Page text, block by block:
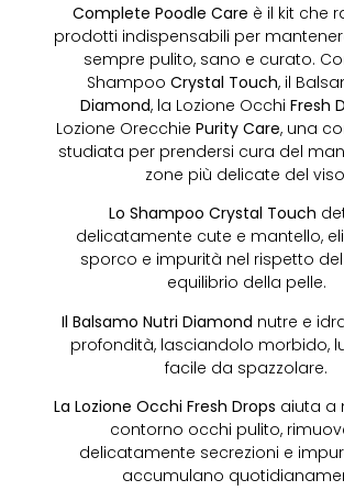
Complete Poodle Care è il kit che
prodotti indispensabili per
sempre pulito, sano e curato.
Shampoo Crystal Touch, il
Diamond, la Lozione Occhi Fresh
Lozione Orecchie Purity Care, una
studiata per prendersi cura del
zone più delicate del
Lo Shampoo Crystal Touch
delicatamente cute e mantello,
sporco e impurità nel rispetto
equilibrio della pelle.
Il Balsamo Nutri Diamond nutre e
profondità, lasciandolo morbido,
facile da spazzolare.
La Lozione Occhi Fresh Drops aiuta a
contorno occhi pulito,
delicatamente secrezioni e
accumulano